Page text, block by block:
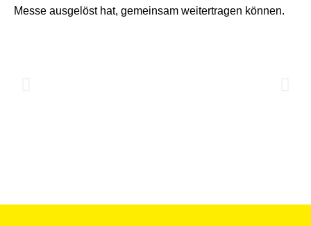
Messe ausgelöst hat, gemeinsam weitertragen können.